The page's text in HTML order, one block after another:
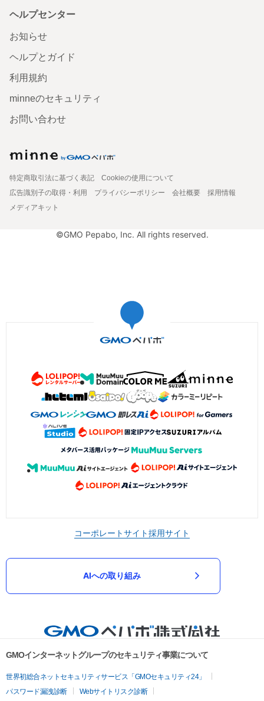
ヘルプセンター
お知らせ
ヘルプとガイド
利用規約
minneのセキュリティ
お問い合わせ
特定商取引法に基づく表記
Cookieの使用について
広告識別子の取得・利用
プライバシーポリシー 会社概要
採用情報
メディアキット
©GMO Pepabo, Inc. All rights reserved.
コーポレートサイト採用サイト
AIへの取り組み
GMOインターネットグループのセキュリティ事業について
世界初総合ネットセキュリティサービス「GMOセキュリティ24」
パスワード漏洩診断
Webサイトリスク診断